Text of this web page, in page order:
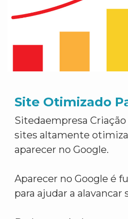
Site Otimizado
Sitedaempresa
sites altamente
aparecer no Google.
Aparecer no Google é
para ajudar a alavancar